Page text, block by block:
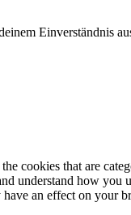
Einverständnis
cookies that are
understand how
an effect on your